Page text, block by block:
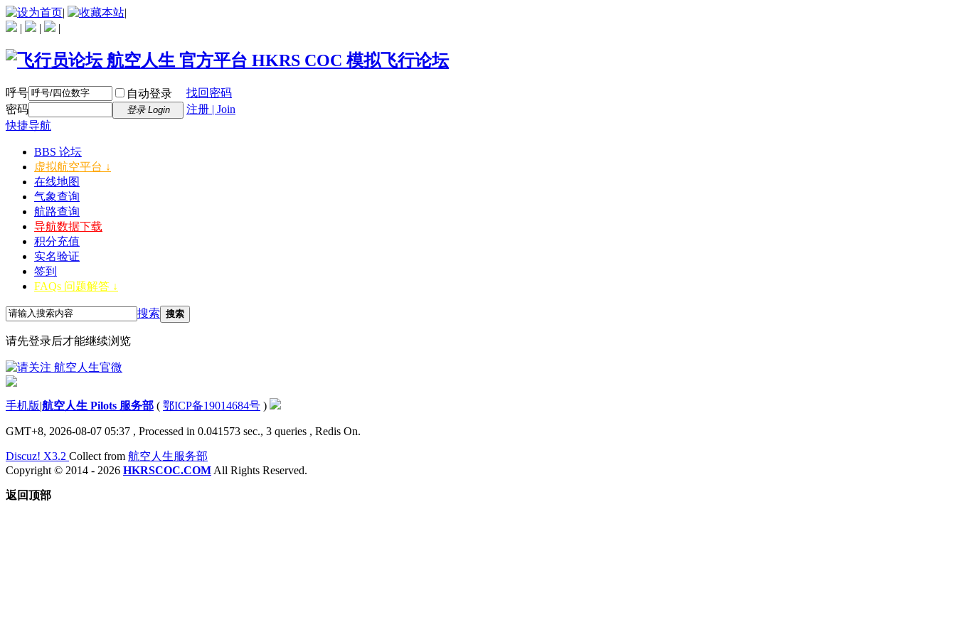
|
|
|
| |
呼号 自动登录
找回密码
密码
登录 Login
注册 | Join
快捷导航
BBS 论坛
虚拟航空平台 ↓
在线地图
气象查询
航路查询
导航数据下载
积分充值
实名验证
签到
FAQs 问题解答 ↓
搜索 搜索
请先登录后才能继续浏览
手机版|航空人生 Pilots 服务部 ( 鄂ICP备19014684号 )
GMT+8, 2026-08-07 05:37 , Processed in 0.041573 sec., 3 queries , Redis On.
Discuz! X3.2 Collect from 航空人生服务部
Copyright © 2014 - 2026 HKRSCOC.COM All Rights Reserved.
返回顶部